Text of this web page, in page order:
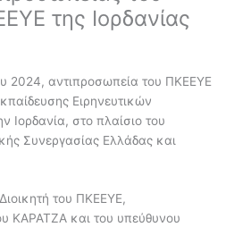
της Ιορδανίας
2024, αντιπροσωπεία του ΠΚΕΕΥΕ
Ειρηνευτικών
Ιορδανία, στο πλαίσιο του
Συνεργασίας Ελλάδας και
του ΠΚΕΕΥΕ,
ΚΑΡΑΤΖΑ και του υπεύθυνου